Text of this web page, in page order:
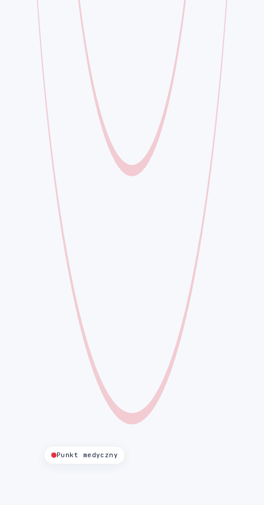
Punkt medyczny